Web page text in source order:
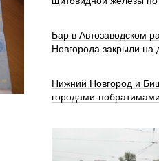
Бар в Автозаводском
Новгорода закрыли на
Нижний Новгород и
городами-побратимами